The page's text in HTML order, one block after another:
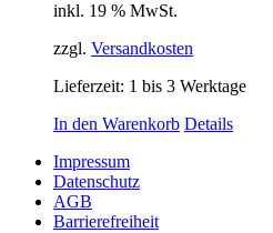
inkl. 19 % MwSt.
zzgl. Versandkosten
Lieferzeit: 1 bis 3 Werktage
In den Warenkorb Details
Impressum
Datenschutz
AGB
Barrierefreiheit